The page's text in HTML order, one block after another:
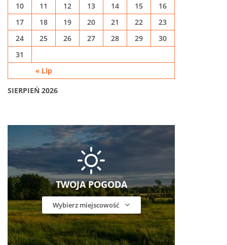
SIERPIEŃ 2026
« Lip
10
11 12 13 14 15
16
17
18 19 20 21 22
23
24
25 26 27 28 29
30
31
TWOJA POGODA
Wybierz miejscowość